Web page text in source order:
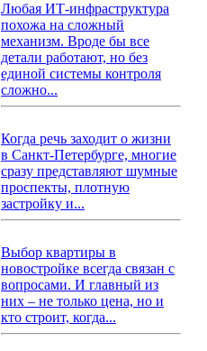
Любая ИТ-инфраструктура
похожа на сложный
механизм. Вроде бы все
детали работают, но без
единой системы контроля
сложно...
Когда речь заходит о жизни
в Санкт-Петербурге, многие
сразу представляют шумные
проспекты, плотную
застройку и...
Выбор квартиры в
новостройке всегда связан с
вопросами. И главный из
них – не только цена, но и
кто строит, когда...